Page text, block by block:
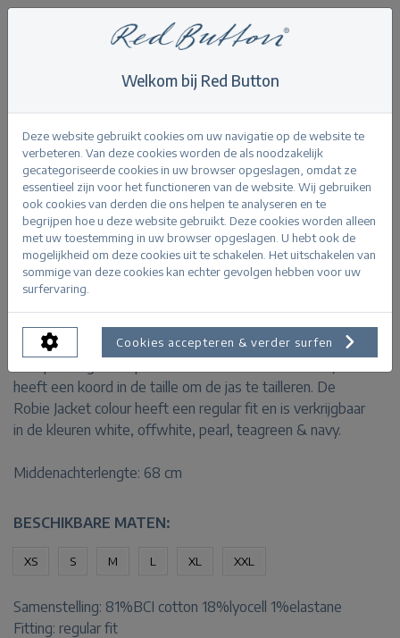
> Robie Jacket colour
Terug
Robie Jacket colour offwhite
PRODUCTINFORMATIE
De Robie Jacket colour is een denim jas met een
heeft een koord in de taille om de jas te tailleren. De
Robie Jacket colour heeft een regular fit en is verkrijgbaar
in de kleuren white, offwhite, pearl, teagreen & navy.
Middenachterlengte: 68 cm
BESCHIKBARE MATEN:
XS S M L XL XXL
Samenstelling: 81%BCI cotton 18%lyocell 1%elastane
Fitting: regular fit
Welkom bij Red Button
Deze website gebruikt cookies om uw navigatie op de website te
verbeteren. Van deze cookies worden de als noodzakelijk
gecategoriseerde cookies in uw browser opgeslagen, omdat ze
essentieel zijn voor het functioneren van de website. Wij gebruiken
ook cookies van derden die ons helpen te analyseren en te
begrijpen hoe u deze website gebruikt. Deze cookies worden alleen
met uw toestemming in uw browser opgeslagen. U hebt ook de
mogelijkheid om deze cookies uit te schakelen. Het uitschakelen van
sommige van deze cookies kan echter gevolgen hebben voor uw
surfervaring.
Cookies accepteren & verder surfen